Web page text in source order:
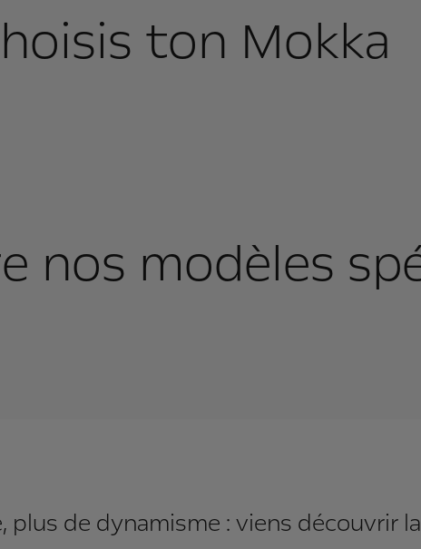
ton Mokka
nos modèles
plus de dynamisme : viens découvrir la